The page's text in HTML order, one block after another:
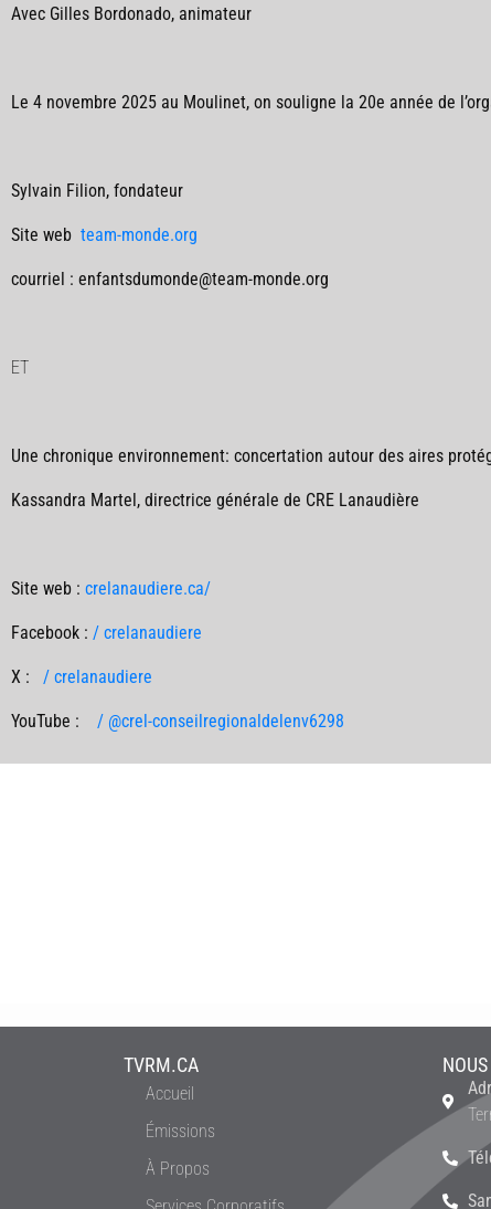
Avec Gilles Bordonado, animateur
Le 4 novembre 2025 au Moulinet, on souligne la 20e année de
Sylvain Filion, fondateur
Site web team-monde.org
courriel : enfantsdumonde@team-monde.org
ET
Une chronique environnement: concertation autour des aires
Kassandra Martel, directrice générale de CRE Lanaudière
Site web : crelanaudiere.ca/
Facebook : / crelanaudiere
X : / crelanaudiere
YouTube : / @crel-conseilregionaldelenv6298
TVRM.CA
Accueil
Émissions
À Propos